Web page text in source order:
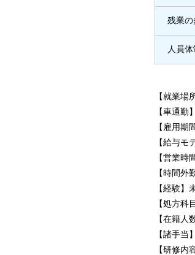
残業の
人員体
【就業場
【車通勤
【雇用期
【給与
【営業
【時間
【経験】
【処方科
【在籍人
【諸手
【研修